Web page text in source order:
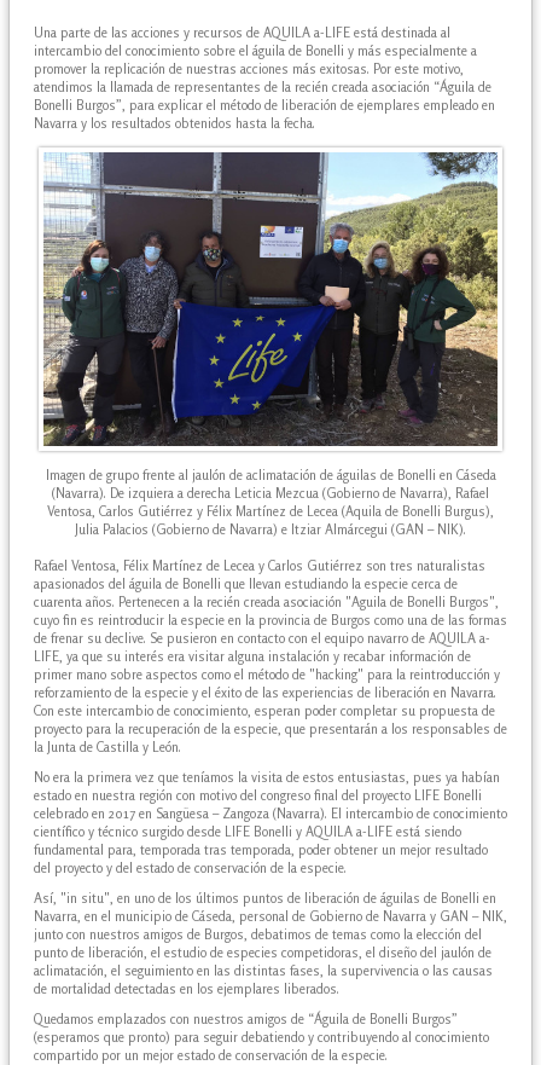
Una parte de las acciones y recursos de AQUILA a-LIFE está destinada al
intercambio del conocimiento sobre el águila de Bonelli y más especialmente a
promover la replicación de nuestras acciones más exitosas. Por este motivo,
atendimos la llamada de representantes de la recién creada asociación “Águila de
Bonelli Burgos”, para explicar el método de liberación de ejemplares empleado en
Navarra y los resultados obtenidos hasta la fecha.
Imagen de grupo frente al jaulón de aclimatación de águilas de Bonelli en Cáseda
(Navarra). De izquiera a derecha Leticia Mezcua (Gobierno de Navarra), Rafael
Ventosa, Carlos Gutiérrez y Félix Martínez de Lecea (Aquila de Bonelli Burgus),
Julia Palacios (Gobierno de Navarra) e Itziar Almárcegui (GAN – NIK).
Rafael Ventosa, Félix Martínez de Lecea y Carlos Gutiérrez son tres naturalistas
apasionados del águila de Bonelli que llevan estudiando la especie cerca de
cuarenta años. Pertenecen a la recién creada asociación "Aguila de Bonelli Burgos",
cuyo fin es reintroducir la especie en la provincia de Burgos como una de las formas
de frenar su declive. Se pusieron en contacto con el equipo navarro de AQUILA a-
LIFE, ya que su interés era visitar alguna instalación y recabar información de
primer mano sobre aspectos como el método de "hacking" para la reintroducción y
reforzamiento de la especie y el éxito de las experiencias de liberación en Navarra.
Con este intercambio de conocimiento, esperan poder completar su propuesta de
proyecto para la recuperación de la especie, que presentarán a los responsables de
la Junta de Castilla y León.
No era la primera vez que teníamos la visita de estos entusiastas, pues ya habían
estado en nuestra región con motivo del congreso final del proyecto LIFE Bonelli
celebrado en 2017 en Sangüesa – Zangoza (Navarra). El intercambio de conocimiento
científico y técnico surgido desde LIFE Bonelli y AQUILA a-LIFE está siendo
fundamental para, temporada tras temporada, poder obtener un mejor resultado
del proyecto y del estado de conservación de la especie.
Así, "in situ", en uno de los últimos puntos de liberación de águilas de Bonelli en
Navarra, en el municipio de Cáseda, personal de Gobierno de Navarra y GAN – NIK,
junto con nuestros amigos de Burgos, debatimos de temas como la elección del
punto de liberación, el estudio de especies competidoras, el diseño del jaulón de
aclimatación, el seguimiento en las distintas fases, la supervivencia o las causas
de mortalidad detectadas en los ejemplares liberados.
Quedamos emplazados con nuestros amigos de “Águila de Bonelli Burgos”
(esperamos que pronto) para seguir debatiendo y contribuyendo al conocimiento
compartido por un mejor estado de conservación de la especie.